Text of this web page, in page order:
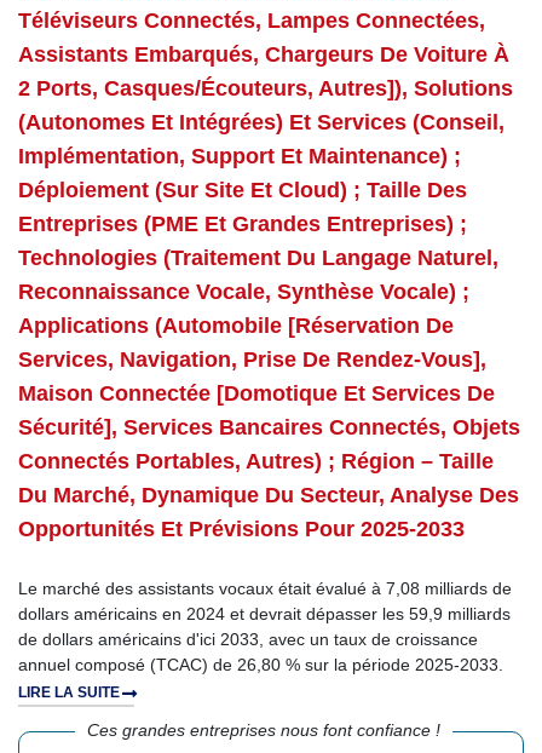
Téléviseurs Connectés, Lampes Connectées,
Assistants Embarqués, Chargeurs De Voiture À
2 Ports, Casques/écouteurs, Autres]), Solutions
(autonomes Et Intégrées) Et Services (conseil,
Implémentation, Support Et Maintenance) ;
Déploiement (sur Site Et Cloud) ; Taille Des
Entreprises (PME Et Grandes Entreprises) ;
Technologies (traitement Du Langage Naturel,
Reconnaissance Vocale, Synthèse Vocale) ;
Applications (automobile [réservation De
Services, Navigation, Prise De Rendez-Vous],
Maison Connectée [domotique Et Services De
Sécurité], Services Bancaires Connectés, Objets
Connectés Portables, Autres) ; Région – Taille
Du Marché, Dynamique Du Secteur, Analyse Des
Opportunités Et Prévisions Pour 2025-2033
Le marché des assistants vocaux était évalué à 7,08 milliards de
dollars américains en 2024 et devrait dépasser les 59,9 milliards
de dollars américains d'ici 2033, avec un taux de croissance
annuel composé (TCAC) de 26,80 % sur la période 2025-2033.
LIRE LA SUITE
Ces grandes entreprises nous font confiance !